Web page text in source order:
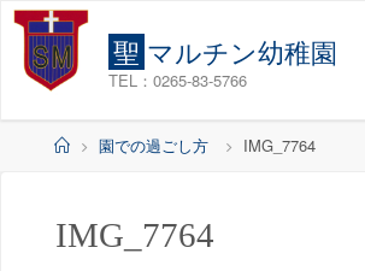
コ
聖 マルチン幼稚園
TEL：0265-83-5766
ホ
園での過ごし方 IMG_7764
IMG_7764